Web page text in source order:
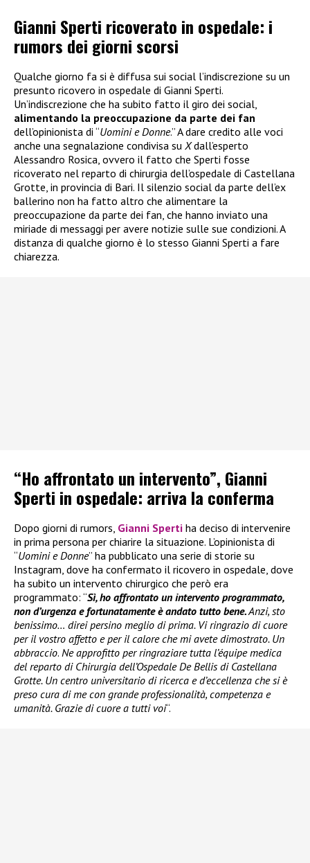
Gianni Sperti ricoverato in ospedale: i
rumors dei giorni scorsi
Qualche giorno fa si è diffusa sui social l’indiscrezione su un
presunto ricovero in ospedale di Gianni Sperti.
Un’indiscrezione che ha subito fatto il giro dei social,
alimentando la preoccupazione da parte dei fan
dell’opinionista di “Uomini e Donne.” A dare credito alle voci
anche una segnalazione condivisa su Xdall’esperto
Alessandro Rosica, ovvero il fatto che Sperti fosse
ricoverato nel reparto di chirurgia dell’ospedale di Castellana
Grotte, in provincia di Bari. Il silenzio social da parte dell’ex
ballerino non ha fatto altro che alimentare la
preoccupazione da parte dei fan, che hanno inviato una
miriade di messaggi per avere notizie sulle sue condizioni. A
distanza di qualche giorno è lo stesso Gianni Sperti a fare
chiarezza.
“Ho affrontato un intervento”, Gianni
Sperti in ospedale: arriva la conferma
Dopo giorni di rumors, Gianni Sperti ha deciso di intervenire
in prima persona per chiarire la situazione. L’opinionista di
“Uomini e Donne” ha pubblicato una serie di storie su
Instagram, dove ha confermato il ricovero in ospedale, dove
ha subito un intervento chirurgico che però era
programmato: “Sì, ho affrontato un intervento programmato,
non d’urgenza e fortunatamente è andato tutto bene.Anzi, sto
benissimo… direi persino meglio di prima. Vi ringrazio di cuore
per il vostro affetto e per il calore che mi avete dimostrato. Un
abbraccio. Ne approfitto per ringraziare tutta l’équipe medica
del reparto di Chirurgia dell’Ospedale De Bellis di Castellana
Grotte. Un centro universitario di ricerca e d’eccellenza che si è
preso cura di me con grande professionalità, competenza e
umanità. Grazie di cuore a tutti voi“.